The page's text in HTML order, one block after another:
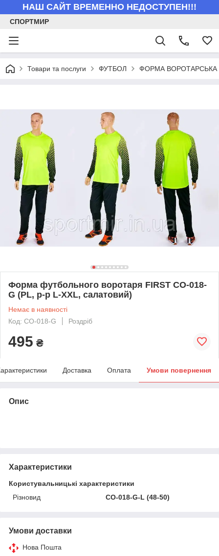
НАШ САЙТ ВРЕМЕННО НЕДОСТУПЕН!!!
СПОРТМИР
Товари та послуги ФУТБОЛ ФОРМА ВОРОТАРСЬКА
Форма футбольного воротаря FIRST CO-018-
G (PL, р-р L-XXL, салатовий)
Немає в наявності
Код: CO-018-G
Роздріб
495 ₴
Доставка Оплата Умови повернення
Опис
Характеристики
Користувальницькі характеристики
Різновид
CO-018-G-L (48-50)
Умови доставки
Нова Пошта